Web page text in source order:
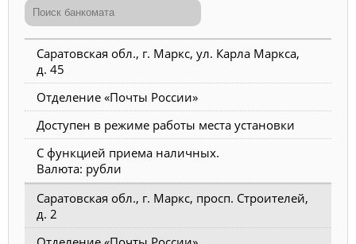
Саратовская обл., г. Маркс, ул. Карла Маркса,
д. 45
Отделение «Почты России»
Доступен в режиме работы места установки
С функцией приема наличных.
Валюта: рубли
Саратовская обл., г. Маркс, просп. Строителей,
д. 2